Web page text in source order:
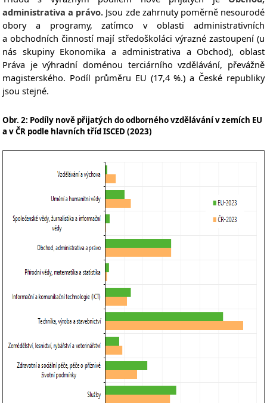
administrativa a právo. Jsou zde zahrnuty poměrně nesourodé
obory a programy, zatímco v oblasti administrativních
a obchodních činností mají středoškoláci výrazné zastoupení (u
nás skupiny Ekonomika a administrativa a Obchod), oblast
Práva je výhradní doménou terciárního vzdělávání, převážně
magisterského. Podíl průměru EU (17,4 %.) a České republiky
jsou stejné.
Obr. 2: Podíly nově přijatých do odborného vzdělávání v zemích EU
a v ČR podle hlavních tříd ISCED (2023)